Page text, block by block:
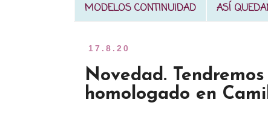
MODELOS CONTINUIDAD
ASÍ
17.8.20
Novedad.
homologado en